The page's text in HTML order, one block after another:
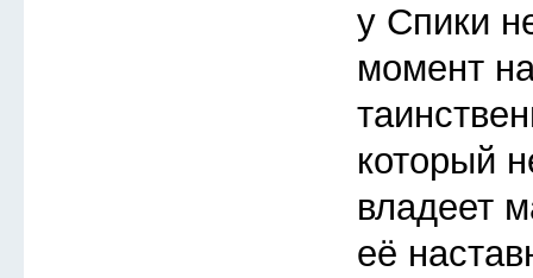
у Спики
момент
который
владеет
её